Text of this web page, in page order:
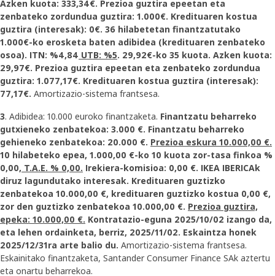
Azken kuota: 333,34€. Prezioa guztira epeetan eta
zenbateko zordundua guztira: 1.000€. Kredituaren kostua
guztira (interesak): 0€. 36 hilabetetan finantzatutako
1.000€-ko erosketa baten adibidea (kredituaren zenbateko
osoa). ITN: %4,84 UTB: %5. 29,92€-ko 35 kuota. Azken kuota:
29,97€. Prezioa guztira epeetan eta zenbateko zordundua
guztira: 1.077,17€. Kredituaren kostua guztira (interesak):
77,17€. Amortizazio-sistema frantsesa.
3. Adibidea: 10.000 euroko finantzaketa. Finantzatu beharreko
gutxieneko zenbatekoa: 3.000 €. Finantzatu beharreko
gehieneko zenbatekoa: 20.000 €. Prezioa eskura 10.000,00 €.
10 hilabeteko epea, 1.000,00 €-ko 10 kuota zor-tasa finkoa %
0,00, T.A.E. % 0,00. Irekiera-komisioa: 0,00 €. IKEA IBERICAk
diruz lagundutako interesak. Kredituaren guztizko
zenbatekoa 10.000,00 €, kredituaren guztizko kostua 0,00 €,
zor den guztizko zenbatekoa 10.000,00 €. Prezioa guztira,
epeka: 10.000,00 €. Kontratazio-eguna 2025/10/02 izango da,
eta lehen ordainketa, berriz, 2025/11/02. Eskaintza honek
2025/12/31ra arte balio du. Amortizazio-sistema frantsesa.
Eskainitako finantzaketa, Santander Consumer Finance SAk aztertu
eta onartu beharrekoa.